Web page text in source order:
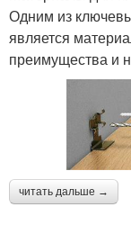
Одним из
является
преимущества и
читать дальше →